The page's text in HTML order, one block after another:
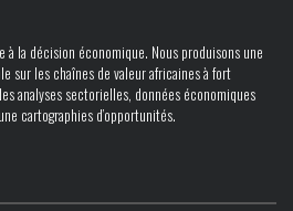
à la décision économique. Nous produisons une
sur les chaînes de valeur africaines à fort
analyses sectorielles, données économiques
cartographies d’opportunités.